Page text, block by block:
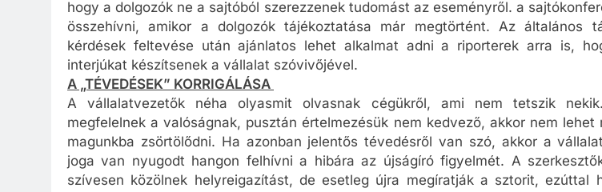
hogy a dolgozók ne a sajtóból szerezzenek tudomást az eseményről. a
összehívni, amikor a dolgozók tájékoztatása már megtörtént. Az általános
kérdések feltevése után ajánlatos lehet alkalmat adni a riporterek arra is,
interjúkat készítsenek a vállalat szóvivőjével.
A „TÉVEDÉSEK” KORRIGÁLÁSA
A vállalatvezetők néha olyasmit olvasnak cégükről, ami nem tetszik
megfelelnek a valóságnak, pusztán értelmezésük nem kedvező, akkor nem lehet
magunkba zsörtölődni. Ha azonban jelentős tévedésről van szó, akkor a
joga van nyugodt hangon felhívni a hibára az újságíró figyelmét. A
szívesen közölnek helyreigazítást, de esetleg újra megíratják a sztorit, ezúttal